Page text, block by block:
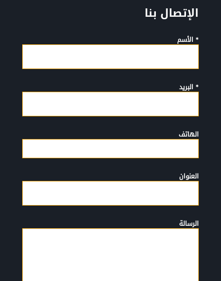
الإتصال بنا
* الأسم
* البريد
الهاتف
العنوان
الرسالة